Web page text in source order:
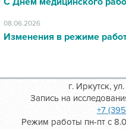
08.06.2026
Изменения в режиме
г. Иркутск,
Запись на
+7
Режим работы пн-пт с